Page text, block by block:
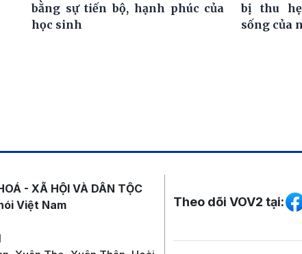
bằng sự tiến bộ, hạnh phúc của
học sinh
bị thu
sống của
- XÃ HỘI VÀ DÂN TỘC
Việt Nam
Mạng xã hội
Theo dõi VOV2 tại: